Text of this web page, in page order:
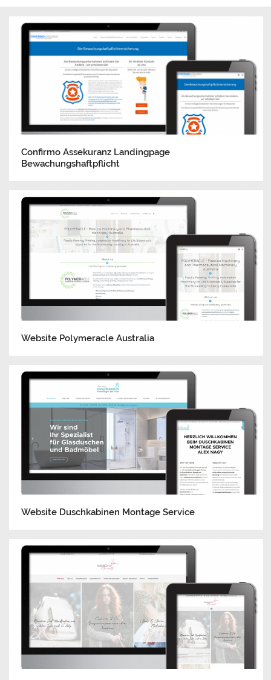
Confirmo Assekuranz Landingpage
Bewachungshaftpflicht
Website Polymeracle Australia
Website Duschkabinen Montage Service